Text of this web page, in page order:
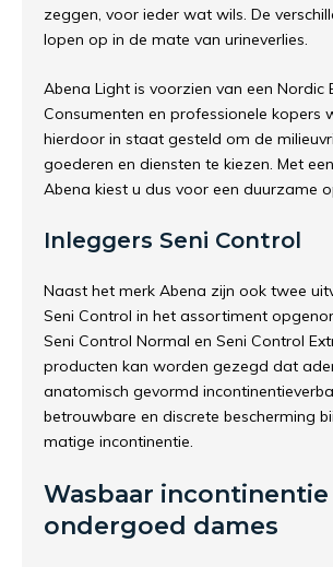
zeggen, voor ieder wat wils. De
lopen op in de mate van urineverlies.
Abena Light is voorzien van een Nordic
Consumenten en professionele kopers
hierdoor in staat gesteld om de
goederen en diensten te kiezen. Met
Abena kiest u dus voor een duurzame
Inleggers Seni Control
Naast het merk Abena zijn ook twee
Seni Control in het assortiment
Seni Control Normal en Seni Control
producten kan worden gezegd dat
anatomisch gevormd
betrouwbare en discrete bescherming
matige incontinentie.
Wasbaar incontinentie
ondergoed dames